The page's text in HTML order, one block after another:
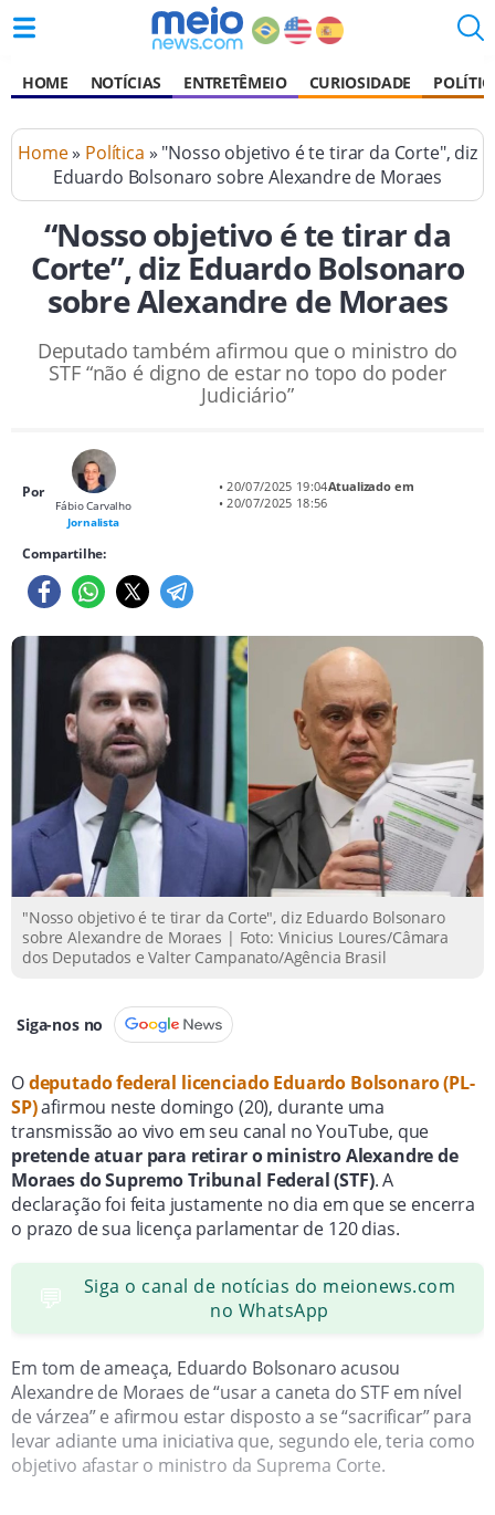
HOME NOTÍCIAS ENTRETÊMEIO CURIOSIDADE
Home» Política » "Nosso objetivo é te tirar da Corte", diz
Eduardo Bolsonaro sobre Alexandre de Moraes
“Nosso objetivo é te tirar da
Corte”, diz Eduardo Bolsonaro
sobre Alexandre de Moraes
Deputado também afirmou que o ministro do
STF “não é digno de estar no topo do poder
Judiciário”
Por
Fábio Carvalho
Jornalista
• 20/07/2025 19:04Atualizado em
• 20/07/2025 18:56
Compartilhe:
"Nosso objetivo é te tirar da Corte", diz Eduardo Bolsonaro
sobre Alexandre de Moraes | Foto: Vinicius Loures/Câmara
dos Deputados e Valter Campanato/Agência Brasil
Siga-nos no
Odeputado federal licenciado Eduardo Bolsonaro (PL-
SP)afirmou neste domingo (20), durante uma
transmissão ao vivo em seu canal no YouTube, que
pretende atuar para retirar o ministro Alexandre de
Moraes do Supremo Tribunal Federal (STF). A
declaração foi feita justamente no dia em que se encerra
o prazo de sua licença parlamentar de 120 dias.
💬
Siga o canal de notícias do meionews.com
no WhatsApp
Em tom de ameaça, Eduardo Bolsonaro acusou
Alexandre de Moraes de “usar a caneta do STF em nível
de várzea” e afirmou estar disposto a se “sacrificar” para
levar adiante uma iniciativa que, segundo ele, teria como
objetivo afastar o ministro da Suprema Corte.